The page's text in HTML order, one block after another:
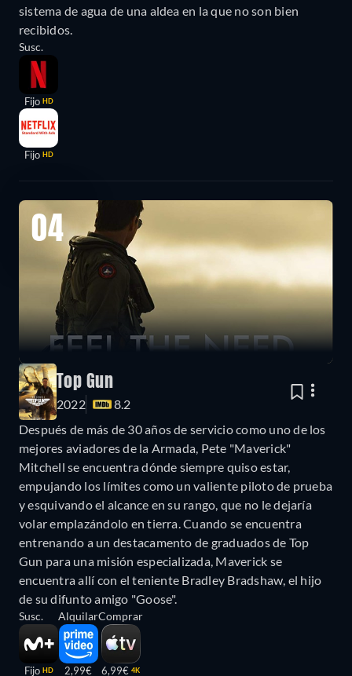
sistema de agua de una aldea en la que no son bien
recibidos.
Susc.
Fijo HD
Fijo HD
04
Top Gun
2022
8.2
Después de más de 30 años de servicio como uno de los
mejores aviadores de la Armada, Pete "Maverick"
Mitchell se encuentra dónde siempre quiso estar,
empujando los límites como un valiente piloto de prueba
y esquivando el alcance en su rango, que no le dejaría
volar emplazándolo en tierra. Cuando se encuentra
entrenando a un destacamento de graduados de Top
Gun para una misión especializada, Maverick se
encuentra allí con el teniente Bradley Bradshaw, el hijo
de su difunto amigo "Goose".
Susc.
Fijo HD
Alquilar
2,99€
Comprar
6,99€ 4K